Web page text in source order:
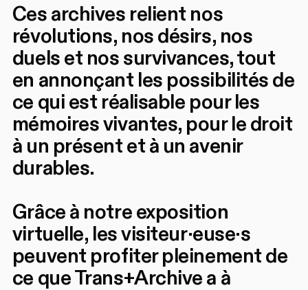
Ces archives relient nos
révolutions, nos désirs, nos
duels et nos survivances, tout
en annonçant les possibilités de
ce qui est réalisable pour les
mémoires vivantes, pour le droit
à un présent et à un avenir
durables.
Grâce à notre exposition
virtuelle, les visiteur·euse·s
peuvent profiter pleinement de
ce que Trans+Archive a à